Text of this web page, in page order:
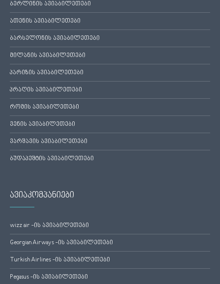
ბერლინის ავიაბილეთები
ათენის ავიაბილეთები
ბარსელონის ავიაბილეთები
მილანის ავიაბილეთები
პარიზის ავიაბილეთები
პრაღის ავიაბილეთები
რომის ავიაბილეთები
ვენის ავიაბილეთები
ვარშავის ავიაბილეთები
ბუდაპეშტის ავიაბილეთები
ავიაკომპანიები
wizz air -ის ავიაბილეთები
Georgian Airways -ის ავიაბილეთები
Turkish Airlines -ის ავიაბილეთები
Pegasus -ის ავიაბილეთები